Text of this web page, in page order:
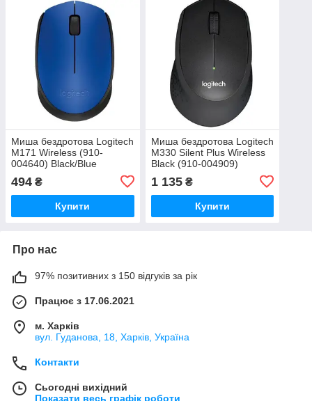
Миша бездротова Logitech
M171 Wireless (910-
004640) Black/Blue
494 ₴
Купити
Миша бездротова Logitech
M330 Silent Plus Wireless
Black (910-004909)
1 135₴
Купити
Про нас
97% позитивних з 150 відгуків за рік
Працює з 17.06.2021
м. Харків
вул. Гуданова, 18, Харків, Україна
Контакти
Сьогодні вихідний
Показати весь графік роботи